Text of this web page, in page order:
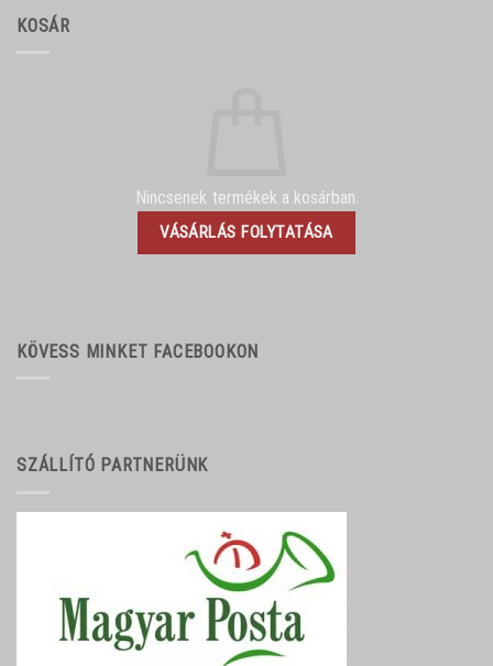
KOSÁR
Nincsenek termékek a kosárban.
VÁSÁRLÁS FOLYTATÁSA
KÖVESS MINKET FACEBOOKON
SZÁLLÍTÓ PARTNERÜNK